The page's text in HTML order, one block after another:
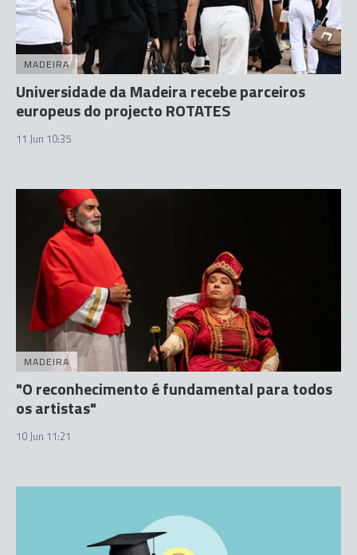
MADEIRA
Universidade da Madeira recebe parceiros
europeus do projecto ROTATES
11 Jun 10:35
MADEIRA
"O reconhecimento é fundamental para todos
os artistas"
10 Jun 11:21